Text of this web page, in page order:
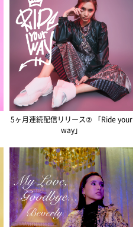
5ヶ月連続配信リリース② 「Ride your
way」